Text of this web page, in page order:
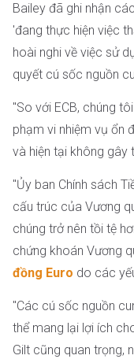
Bailey đã ghi nhận
'đang thực hiện việc
hoài nghi về việc sử
quyết cú sốc nguồn
"So với ECB, chúng
phạm vi nhiệm vụ ổn
và hiện tại không gây
"Ủy ban Chính sách
cấu trúc của Vương
chúng trở nên tồi tệ
chứng khoán Vương
đồng Euro do các
"Các cú sốc nguồn
thể mang lại lợi ích
Gilt cũng quan trọng,